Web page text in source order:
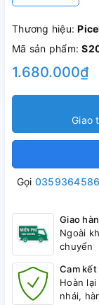
Thương hiệu:
Mã sản phẩm:
1.680.000₫
Giao
Gọi
Giao
Ngoài
chuyển
Cam
Hoàn
nhái,